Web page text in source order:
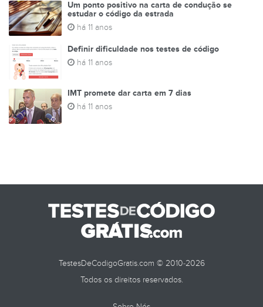
Um ponto positivo na carta de condução se
estudar o código da estrada
há 11 anos
Definir dificuldade nos testes de código
há 11 anos
IMT promete dar carta em 7 dias
há 11 anos
TestesDeCodigoGratis.com © 2010-2026
Todos os direitos reservados.